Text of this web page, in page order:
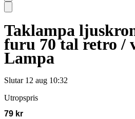
Taklampa
furu 70 tal retro /
Lampa
Slutar 12 aug 10:32
Utropspris
79 kr